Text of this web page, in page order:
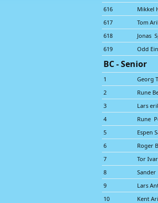
616
Mikkel
617
Tom
618
Jonas
619
Odd
BC - Senior
1
Georg
2
Rune
3
Lars
4
Rune
5
Espen
6
Roger
7
Tor
8
Sander
9
Lars
10
Kent